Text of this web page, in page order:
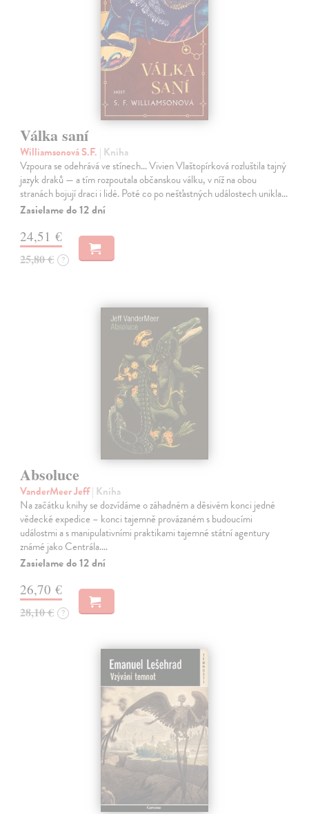
Válka saní
Williamsonová S.F. | Kniha
Vzpoura se odehrává ve stínech… Vivien Vlaštopírková rozluštila tajný
jazyk draků — a tím rozpoutala občanskou válku, v níž na obou
stranách bojují draci i lidé. Poté co po nešťastných událostech unikla…
Zasielame do 12 dní
24,51 €
25,80 € ?
Absoluce
VanderMeer Jeff| Kniha
Na začátku knihy se dozvídáme o záhadném a děsivém konci jedné
vědecké expedice – konci tajemně provázaném s budoucími
událostmi a s manipulativními praktikami tajemné státní agentury
známé jako Centrála.…
Zasielame do 12 dní
26,70 €
28,10 € ?